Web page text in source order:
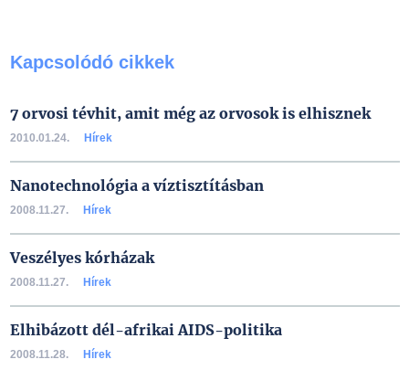
Kapcsolódó cikkek
7 orvosi tévhit, amit még az orvosok is elhisznek
2010.01.24. Hírek
Nanotechnológia a víztisztításban
2008.11.27. Hírek
Veszélyes kórházak
2008.11.27. Hírek
Elhibázott dél-afrikai AIDS-politika
2008.11.28. Hírek